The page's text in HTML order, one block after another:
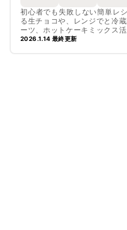
初心者でも失敗しない簡単レ
る生チョコや、レンジでと冷
ーツ、ホットケーキミックス
方でもすぐに作れる手軽でお
2026.1.14 最終更新